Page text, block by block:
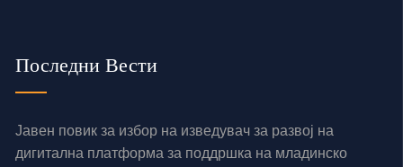
Последни Вести
Јавен повик за избор на изведувач за развој на
дигитална платформа за поддршка на младинско